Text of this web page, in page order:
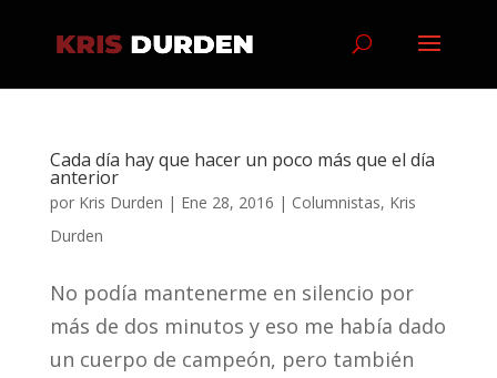
Cada día hay que hacer un poco más que el día
anterior
por Kris Durden | Ene 28, 2016 | Columnistas, Kris
Durden
No podía mantenerme en silencio por
más de dos minutos y eso me había dado
un cuerpo de campeón, pero también